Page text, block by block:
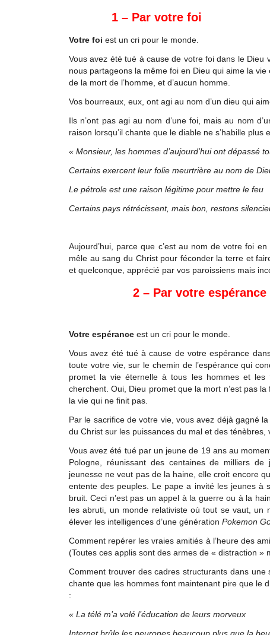
1 – Par votre foi
Votre foi est un cri pour le monde.
Vous avez été tué à cause de votre foi dans le Dieu
nous partageons la même foi en Dieu qui aime la
de la mort de l’homme, et d’aucun homme.
Vos bourreaux, eux, ont agi au nom d’un dieu qui
Ils n’ont pas agi au nom d’une foi, mais au nom
raison lorsqu’il chante que le diable ne s’habille plus
« Monsieur, les hommes d’aujourd’hui ont dépassé
Certains exercent leur folie meurtrière au nom de
Le pétrole est une raison légitime pour mettre le feu
Certains pays rétrécissent, mais bon, restons
Aujourd’hui, parce que c’est au nom de votre foi
mêle au sang du Christ pour féconder la terre et
et quelconque, apprécié par vos paroissiens mais
2 – Par votre espérance
Votre espérance est un cri pour le monde.
Vous avez été tué à cause de votre espérance
toute votre vie, sur le chemin de l’espérance qui
promet la vie éternelle à tous les hommes et
cherchent. Oui, Dieu promet que la mort n’est pas
la vie qui ne finit pas.
Par le sacrifice de votre vie, vous avez déjà gagné
du Christ sur les puissances du mal et des
Vous avez été tué par un jeune de 19 ans au
Pologne, réunissant des centaines de milliers
jeunesse ne veut pas de la haine, elle croit encore
entente des peuples. Le pape a invité les jeunes
bruit. Ceci n’est pas un appel à la guerre ou à la
les abruti, un monde relativiste où tout se vaut,
élever les intelligences d’une génération Pokemon
Comment repérer les vraies amitiés à l’heure des
(Toutes ces applis sont des armes de « distraction »
Comment trouver des cadres structurants dans
chante que les hommes font maintenant pire que le
:
« La télé m’a volé l’éducation de leurs morveux